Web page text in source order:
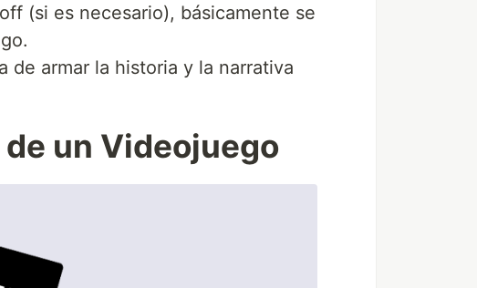
(si es necesario), básicamente se
de armar la historia y la narrativa
un Videojuego